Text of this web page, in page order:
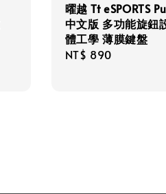
曜越 Tt eSPORTS
中文版 多功能旋鈕
體工學 薄膜鍵盤
Regular
NT$ 890